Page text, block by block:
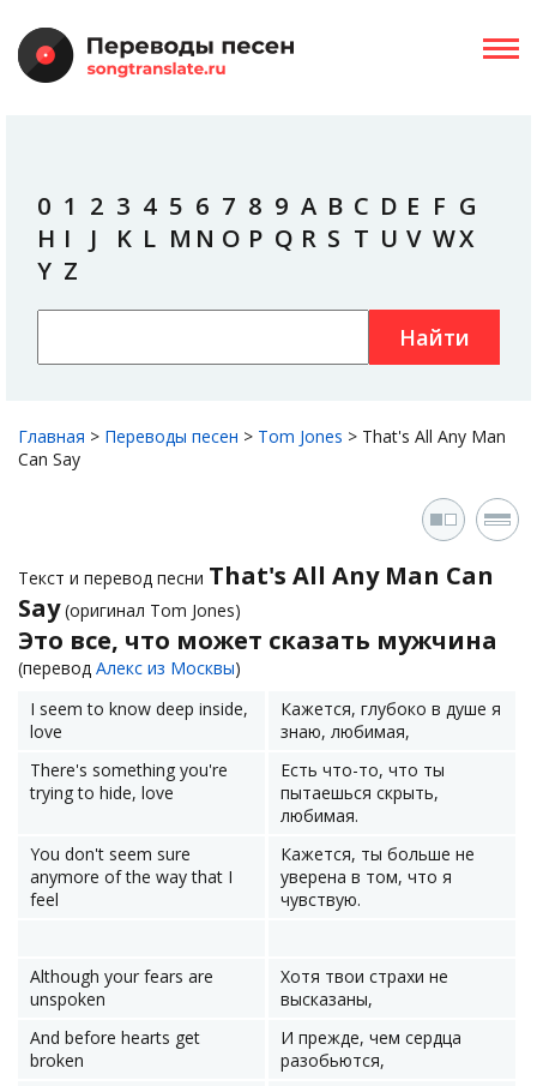
0 1 2 3 4 5 6 7 8 9 A B C D E F G
H I J K L M N O P Q R S T U V WX
Y Z
Найти
Главная > Переводы песен > Tom Jones > That's All Any Man
Can Say
Текст и перевод песни That's All Any Man Can
Say(оригинал Tom Jones)
Это все, что может сказать мужчина
(перевод Алекс из Москвы)
I seem to know deep inside,
love
Кажется, глубоко в душе я
знаю, любимая,
There's something you're
trying to hide, love
Есть что-то, что ты
пытаешься скрыть,
любимая.
You don't seem sure
anymore of the way that I
feel
Кажется, ты больше не
уверена в том, что я
чувствую.
Although your fears are
unspoken
Хотя твои страхи не
высказаны,
And before hearts get
broken
И прежде, чем сердца
разобьются,